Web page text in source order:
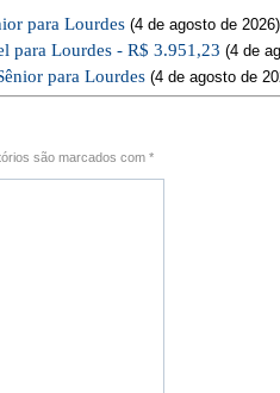
para Lourdes (4 de agosto de 2026)
para Lourdes - R$ 3.951,23 (4 de
para Lourdes (4 de agosto de
são marcados com *